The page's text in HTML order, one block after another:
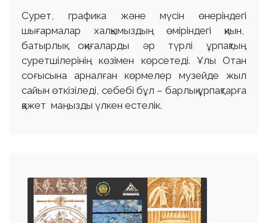
Сурет, графика және мүсін өнеріндегі
шығармалар халқымыздың өміріндегі қиын,
батырлық оқиғаларды әр түрлі ұрпақтың
суретшілерінің көзімен көрсетеді. Ұлы Отан
соғысына арналған көрмелер музейде жыл
сайын өткізіледі, себебі бұл – барлық ұрпақтарға
қажет маңызды үлкен естелік.